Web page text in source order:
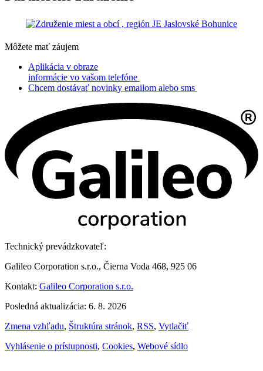
Môžete mať záujem
Aplikácia v obraze
informácie vo vašom telefóne
Chcem dostávať novinky emailom alebo sms
Technický prevádzkovateľ:
Galileo Corporation s.r.o., Čierna Voda 468, 925 06
Kontakt: Galileo Corporation s.r.o.
Posledná aktualizácia: 6. 8. 2026
Zmena vzhľadu, Štruktúra stránok, RSS, Vytlačiť
Vyhlásenie o prístupnosti, Cookies, Webové sídlo